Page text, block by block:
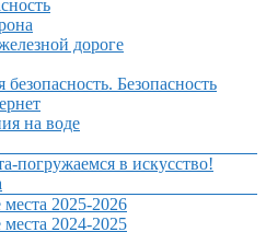
дороге
Безопасность
на воде
погружаемся в искусство!
2025-2026
2024-2025